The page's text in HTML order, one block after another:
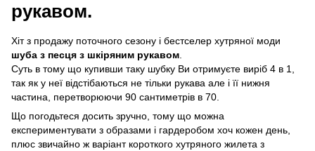
рукавом.
Хіт з продажу поточного сезону і бестселер хутряної моди
шуба з песця з шкіряним рукавом
Суть в тому що купивши таку шубку Ви отримуєте виріб 4 в 1,
так як у неї відстібаються не тільки рукава але і її нижня
частина, перетворюючи 90 сантиметрів в 70.
Що погодьтеся досить зручно, тому що можна
експериментувати з образами і гардеробом хоч кожен день,
плюс звичайно ж варіант короткого хутряного жилета з